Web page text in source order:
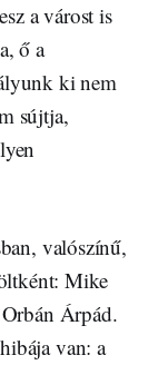
a várost is
ő a
ki nem
sújtja,
valószínű,
Mike
Árpád.
van: a